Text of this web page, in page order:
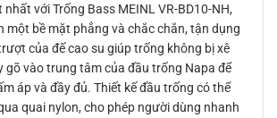
với Trống Bass MEINL VR-BD10-NH,
một bề mặt phẳng và chắc chắn, tận dụng
của đế cao su giúp trống không bị xê
gõ vào trung tâm của đầu trống Napa để
áp và đầy đủ. Thiết kế đầu trống có thể
quai nylon, cho phép người dùng nhanh